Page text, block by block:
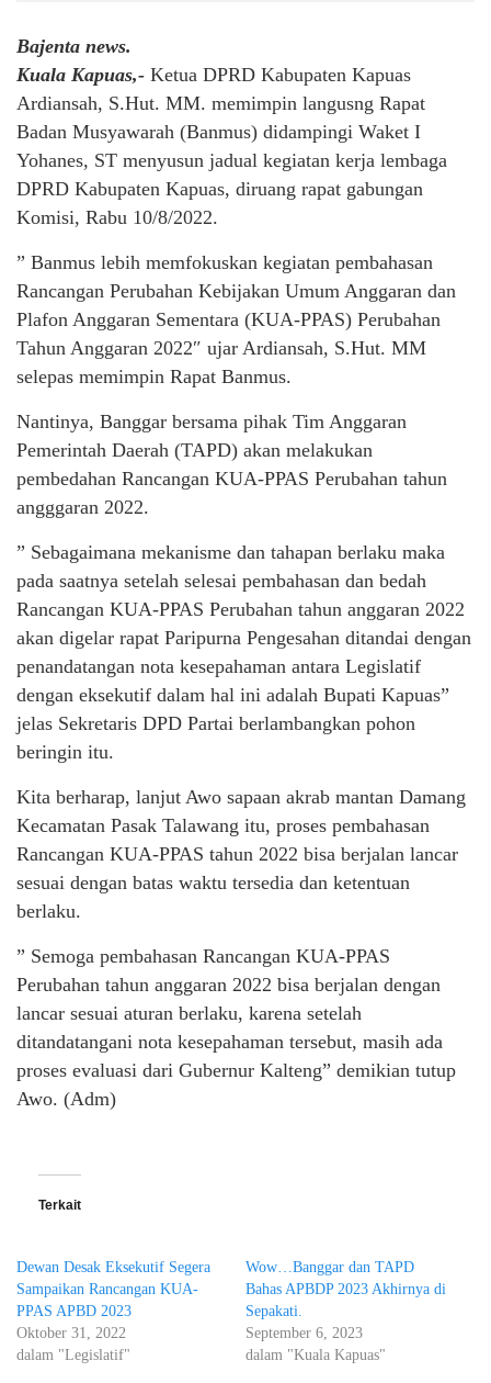
Bajenta news.
Kuala Kapuas,- Ketua DPRD Kabupaten Kapuas
Ardiansah, S.Hut. MM. memimpin langusng Rapat
Badan Musyawarah (Banmus) didampingi Waket I
Yohanes, ST menyusun jadual kegiatan kerja lembaga
DPRD Kabupaten Kapuas, diruang rapat gabungan
Komisi, Rabu 10/8/2022.
” Banmus lebih memfokuskan kegiatan pembahasan
Rancangan Perubahan Kebijakan Umum Anggaran dan
Plafon Anggaran Sementara (KUA-PPAS) Perubahan
Tahun Anggaran 2022″ ujar Ardiansah, S.Hut. MM
selepas memimpin Rapat Banmus.
Nantinya, Banggar bersama pihak Tim Anggaran
Pemerintah Daerah (TAPD) akan melakukan
pembedahan Rancangan KUA-PPAS Perubahan tahun
angggaran 2022.
” Sebagaimana mekanisme dan tahapan berlaku maka
pada saatnya setelah selesai pembahasan dan bedah
Rancangan KUA-PPAS Perubahan tahun anggaran 2022
akan digelar rapat Paripurna Pengesahan ditandai dengan
penandatangan nota kesepahaman antara Legislatif
dengan eksekutif dalam hal ini adalah Bupati Kapuas”
jelas Sekretaris DPD Partai berlambangkan pohon
beringin itu.
Kita berharap, lanjut Awo sapaan akrab mantan Damang
Kecamatan Pasak Talawang itu, proses pembahasan
Rancangan KUA-PPAS tahun 2022 bisa berjalan lancar
sesuai dengan batas waktu tersedia dan ketentuan
berlaku.
” Semoga pembahasan Rancangan KUA-PPAS
Perubahan tahun anggaran 2022 bisa berjalan dengan
lancar sesuai aturan berlaku, karena setelah
ditandatangani nota kesepahaman tersebut, masih ada
proses evaluasi dari Gubernur Kalteng” demikian tutup
Awo. (Adm)
Terkait
Dewan Desak Eksekutif Segera
Sampaikan Rancangan KUA-
PPAS APBD 2023
Oktober 31, 2022
dalam "Legislatif"
Wow…Banggar dan TAPD
Bahas APBDP 2023 Akhirnya di
Sepakati.
September 6, 2023
dalam "Kuala Kapuas"